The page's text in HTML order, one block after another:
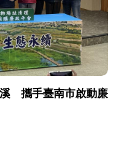
攜手臺南市啟動廉